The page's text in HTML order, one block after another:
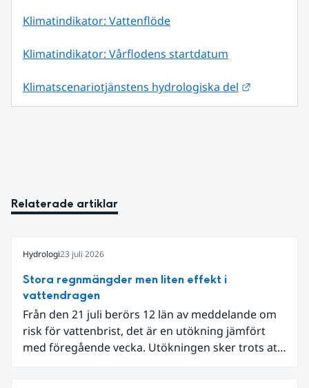
Klimatindikator: Vattenflöde
Klimatindikator: Vårflodens startdatum
Klimatscenariotjänstens hydrologiska del
Relaterade artiklar
Hydrologi23 juli 2026
Stora regnmängder men liten effekt i
vattendragen
Från den 21 juli berörs 12 län av meddelande om
risk för vattenbrist, det är en utökning jämfört
med föregående vecka. Utökningen sker trots att